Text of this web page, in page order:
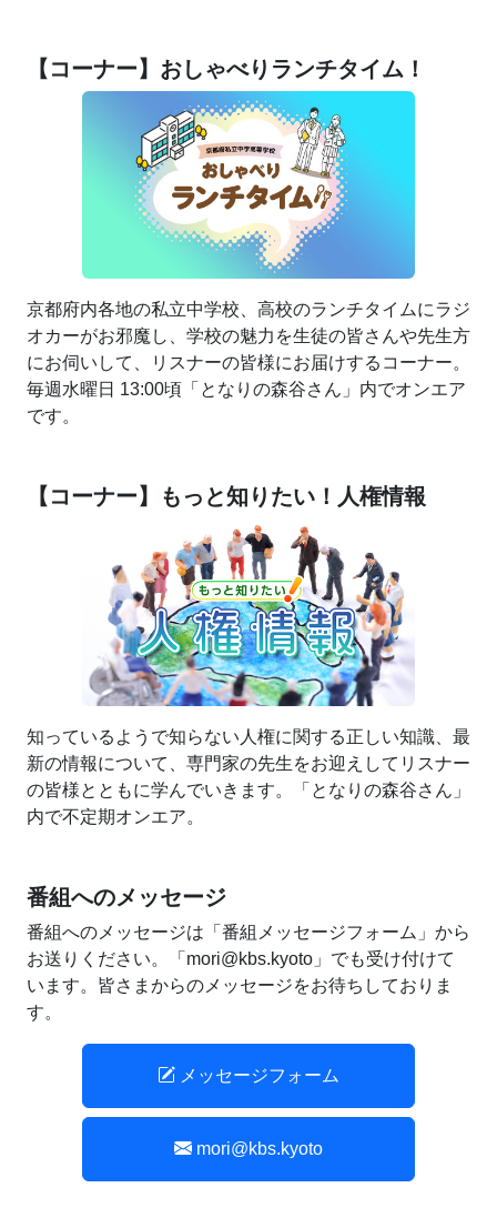
【コーナー】おしゃべりランチタイム！
京都府内各地の私立中学校、高校のランチタイムにラジ
オカーがお邪魔し、学校の魅力を生徒の皆さんや先生方
にお伺いして、リスナーの皆様にお届けするコーナー。
毎週水曜日 13:00頃「となりの森谷さん」内でオンエア
です。
【コーナー】もっと知りたい！人権情報
知っているようで知らない人権に関する正しい知識、最
新の情報について、専門家の先生をお迎えしてリスナー
の皆様とともに学んでいきます。「となりの森谷さん」
内で不定期オンエア。
番組へのメッセージ
番組へのメッセージは「番組メッセージフォーム」から
お送りください。「mori@kbs.kyoto」でも受け付けて
います。皆さまからのメッセージをお待ちしておりま
す。
メッセージフォーム
mori@kbs.kyoto